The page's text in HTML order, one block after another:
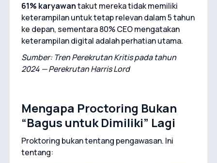
61% karyawantakut mereka tidak memiliki
keterampilan untuk tetap relevan dalam 5 tahun
ke depan, sementara 80% CEO mengatakan
keterampilan digital adalah perhatian utama.
Sumber: Tren Perekrutan Kritis pada tahun
2024 — Perekrutan Harris Lord
Mengapa Proctoring Bukan
“Bagus untuk Dimiliki” Lagi
Proktoring bukan tentang pengawasan. Ini
tentang: